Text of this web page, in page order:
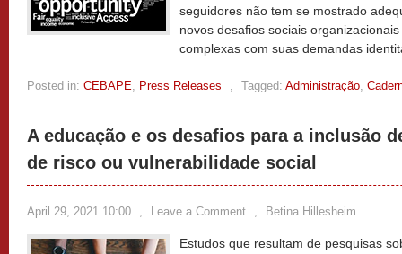
seguidores não tem se mostrado
novos desafios sociais
complexas com suas demandas
Posted in: CEBAPE, Press Releases , Tagged: Administração,
A educação e os desafios para a inclusão
de risco ou vulnerabilidade social
April 29, 2021 10:00 , Leave a Comment , Betina Hillesheim
Estudos que resultam de pesquisas